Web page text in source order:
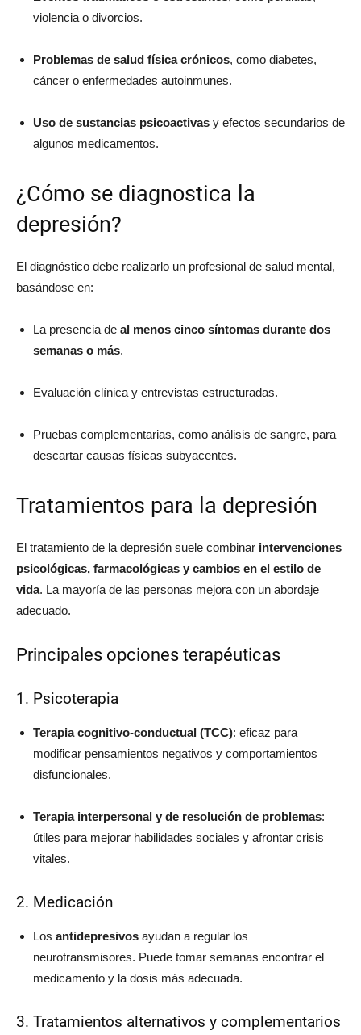
violencia o divorcios.
Problemas de salud física crónicos, como diabetes,
cáncer o enfermedades autoinmunes.
Uso de sustancias psicoactivas y efectos secundarios de
algunos medicamentos.
¿Cómo se diagnostica la
depresión?
El diagnóstico debe realizarlo un profesional de salud mental,
basándose en:
La presencia de al menos cinco síntomas durante dos
semanas o más.
Evaluación clínica y entrevistas estructuradas.
Pruebas complementarias, como análisis de sangre, para
descartar causas físicas subyacentes.
Tratamientos para la depresión
El tratamiento de la depresión suele combinar intervenciones
psicológicas, farmacológicas y cambios en el estilo de
vida. La mayoría de las personas mejora con un abordaje
adecuado.
Principales opciones terapéuticas
1. Psicoterapia
Terapia cognitivo-conductual (TCC): eficaz para
modificar pensamientos negativos y comportamientos
disfuncionales.
Terapia interpersonal y de resolución de problemas:
útiles para mejorar habilidades sociales y afrontar crisis
vitales.
2. Medicación
Los antidepresivos ayudan a regular los
neurotransmisores. Puede tomar semanas encontrar el
medicamento y la dosis más adecuada.
3. Tratamientos alternativos y complementarios